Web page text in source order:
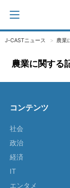
J-CASTニュース 農業
農業に関する
コンテンツ
社会
政治
経済
IT
エンタメ